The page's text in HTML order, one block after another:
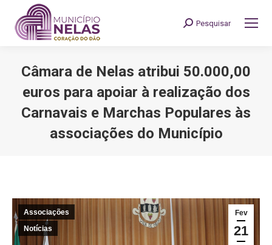
Search:
Pesquisar
Câmara de Nelas atribui 50.000,00
euros para apoiar à realização dos
Carnavais e Marchas Populares às
associações do Município
Fev
21
Associações
Notícias